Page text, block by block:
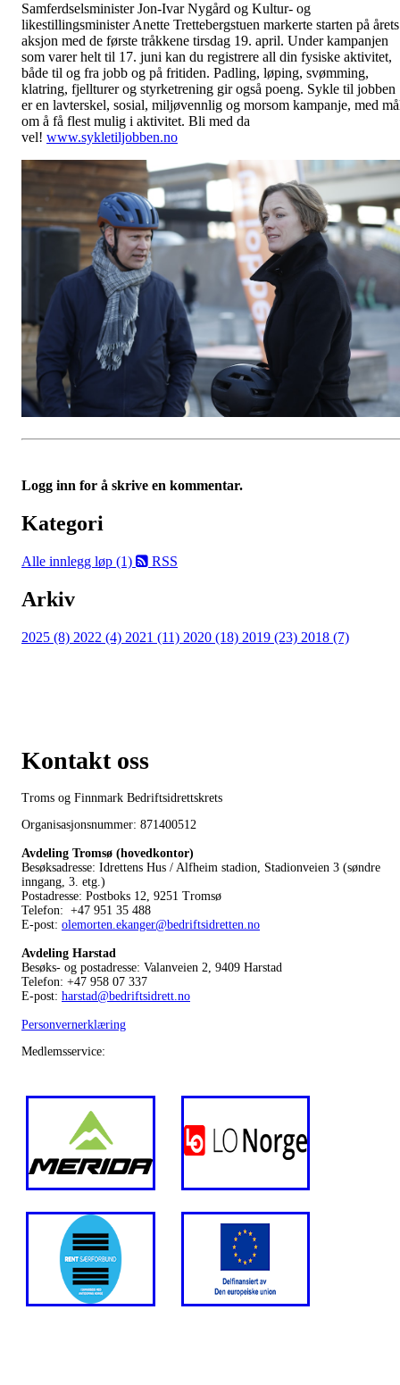
Samferdselsminister Jon-Ivar Nygård og Kultur- og
likestillingsminister Anette Trettebergstuen markerte starten på årets
aksjon med de første tråkkene tirsdag 19. april. Under kampanjen
som varer helt til 17. juni kan du registrere all din fysiske aktivitet,
både til og fra jobb og på fritiden. Padling, løping, svømming,
klatring, fjellturer og styrketrening gir også poeng. Sykle til jobben
er en lavterskel, sosial, miljøvennlig og morsom kampanje, med
om å få flest mulig i aktivitet. Bli med da
vel! www.sykletiljobben.no
Logg inn for å skrive en kommentar.
Kategori
Alle innlegg løp (1) RSS
Arkiv
2025 (8) 2022 (4) 2021 (11) 2020 (18) 2019 (23) 2018 (7)
Kontakt oss
Troms og Finnmark Bedriftsidrettskrets
Organisasjonsnummer: 871400512
Avdeling Tromsø (hovedkontor)
Besøksadresse: Idrettens Hus / Alfheim stadion, Stadionveien 3 (søndre
inngang, 3. etg.)
Postadresse: Postboks 12, 9251 Tromsø
Telefon: +47 951 35 488
E-post: olemorten.ekanger@bedriftsidretten.no
Avdeling Harstad
Besøks- og postadresse: Valanveien 2, 9409 Harstad
Telefon: +47 958 07 337
E-post: harstad@bedriftsidrett.no
Personvernerklæring
Medlemsservice: